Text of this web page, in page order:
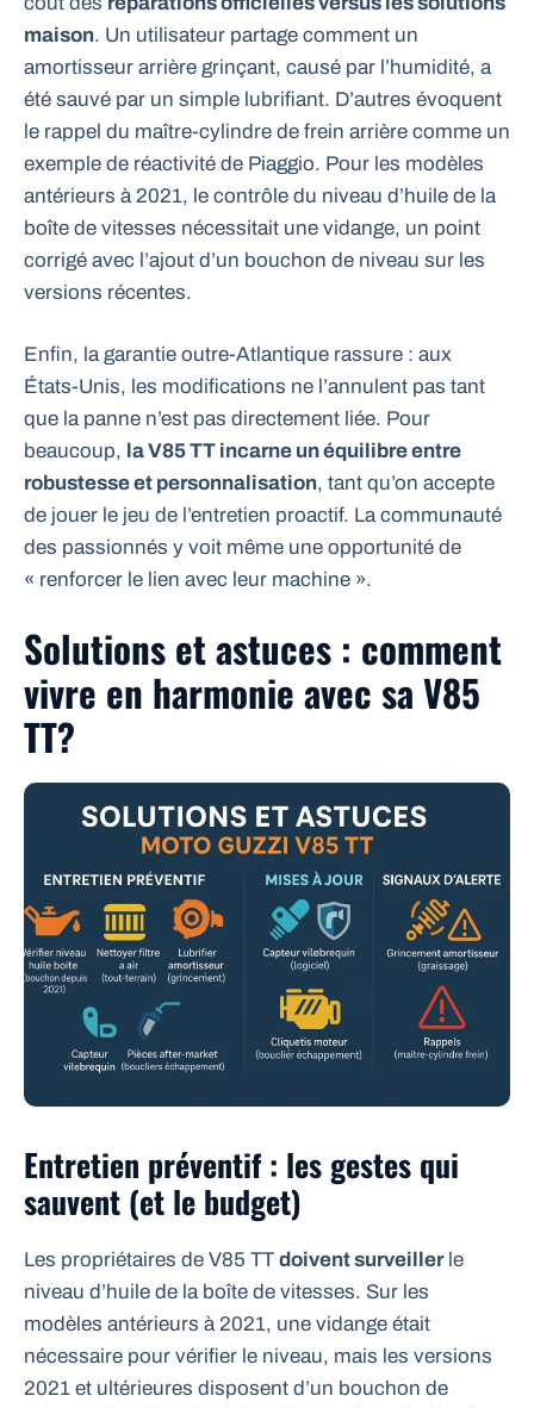
maison. Un utilisateur partage comment un
amortisseur arrière grinçant, causé par l’humidité, a
été sauvé par un simple lubrifiant. D’autres évoquent
le rappel du maître-cylindre de frein arrière comme un
exemple de réactivité de Piaggio. Pour les modèles
antérieurs à 2021, le contrôle du niveau d’huile de la
boîte de vitesses nécessitait une vidange, un point
corrigé avec l’ajout d’un bouchon de niveau sur les
versions récentes.
Enfin, la garantie outre-Atlantique rassure : aux
États-Unis, les modifications ne l’annulent pas tant
que la panne n’est pas directement liée. Pour
beaucoup, la V85 TT incarne un équilibre entre
robustesse et personnalisation, tant qu’on accepte
de jouer le jeu de l’entretien proactif. La communauté
des passionnés y voit même une opportunité de
« renforcer le lien avec leur machine ».
Solutions et astuces : comment
vivre en harmonie avec sa V85
TT?
Entretien préventif : les gestes qui
sauvent (et le budget)
Les propriétaires de V85 TT doivent surveillerle
niveau d’huile de la boîte de vitesses. Sur les
modèles antérieurs à 2021, une vidange était
nécessaire pour vérifier le niveau, mais les versions
2021 et ultérieures disposent d’un bouchon de